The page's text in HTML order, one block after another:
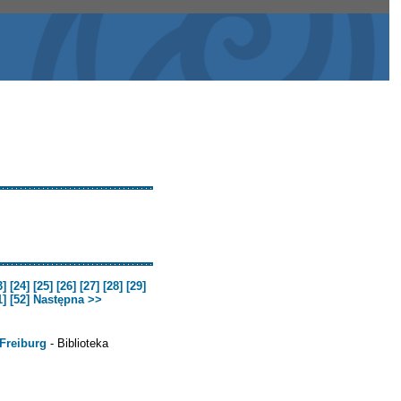
[24] [25] [26] [27] [28] [29]
[52] Następna >>
- Biblioteka